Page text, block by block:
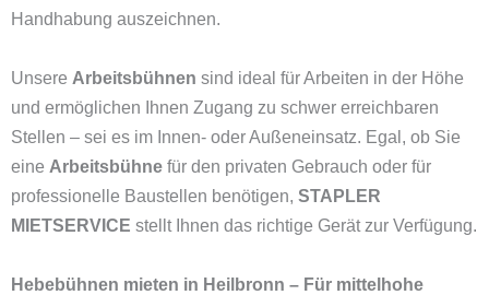
Handhabung auszeichnen.
Unsere Arbeitsbühnen sind ideal für Arbeiten in der Höhe
und ermöglichen Ihnen Zugang zu schwer erreichbaren
Stellen – sei es im Innen- oder Außeneinsatz. Egal, ob Sie
eine Arbeitsbühne für den privaten Gebrauch oder für
professionelle Baustellen benötigen, STAPLER
MIETSERVICE stellt Ihnen das richtige Gerät zur Verfügung.
Hebebühnen mieten in Heilbronn – Für mittelhohe